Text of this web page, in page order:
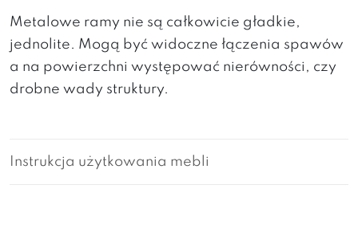
Metalowe ramy nie są całkowicie gładkie,
jednolite. Mogą być widoczne łączenia spawów
a na powierzchni występować nierówności, czy
drobne wady struktury.
Instrukcja użytkowania mebli